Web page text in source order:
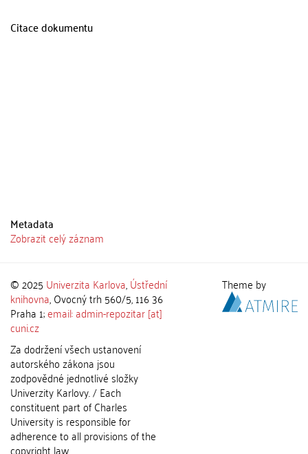
Citace dokumentu
Metadata
Zobrazit celý záznam
© 2025 Univerzita Karlova,Ústřední
knihovna, Ovocný trh 560/5, 116 36
Praha 1;email: admin-repozitar [at]
cuni.cz
Za dodržení všech ustanovení
autorského zákona jsou
zodpovědné jednotlivé složky
Univerzity Karlovy. / Each
constituent part of Charles
University is responsible for
adherence to all provisions of the
copyright law.
Theme by